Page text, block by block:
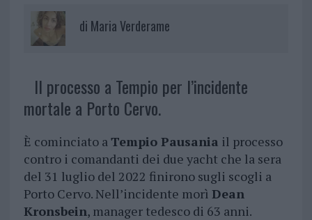
di Maria Verderame
Il processo a Tempio per l’incidente
mortale a Porto Cervo.
È cominciato a Tempio Pausania il processo
contro i comandanti dei due yacht che la sera
del 31 luglio del 2022 finirono sugli scogli a
Porto Cervo. Nell’incidente morì Dean
Kronsbein, manager tedesco di 63 anni.